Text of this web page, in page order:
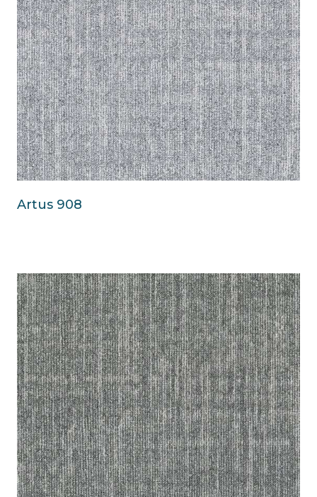
Artus 908